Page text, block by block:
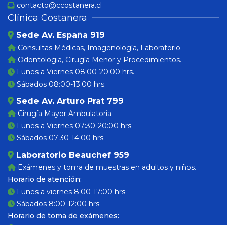
contacto@ccostanera.cl
Clínica Costanera
Sede Av. España 919
Consultas Médicas, Imagenología, Laboratorio.
Odontologia, Cirugía Menor y Procedimientos.
Lunes a Viernes 08:00-20:00 hrs.
Sábados 08:00-13:00 hrs.
Sede Av. Arturo Prat 799
Cirugía Mayor Ambulatoria
Lunes a Viernes 07:30-20:00 hrs.
Sábados 07:30-14:00 hrs.
Laboratorio Beauchef 959
Exámenes y toma de muestras en adultos y niños.
Horario de atención:
Lunes a viernes 8:00-17:00 hrs.
Sábados 8:00-12:00 hrs.
Horario de toma de exámenes: